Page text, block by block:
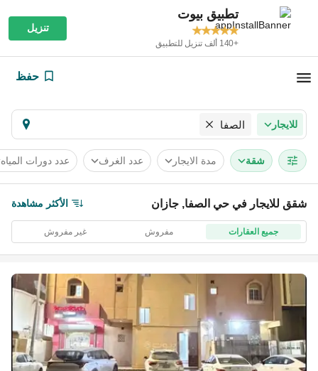
تطبيق بيوت
+140 ألف تنزيل للتطبيق
تنزيل
حفظ
للايجار الصفا
شقة مدة الايجار عدد الغرف عدد دورات المياه
شقق للايجار في حي الصفا, جازان الأكثر مشاهدة
جميع العقارات مفروش غير مفروش